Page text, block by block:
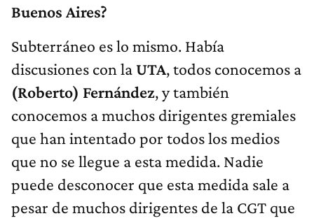
Buenos Aires?
Subterráneo es lo mismo. Había
discusiones con laUTA, todos conocemos a
(Roberto) Fernández, y también
conocemos a muchos dirigentes gremiales
que han intentado por todos los medios
que no se llegue a esta medida. Nadie
puede desconocer que esta medida sale a
pesar de muchos dirigentes de la CGT que